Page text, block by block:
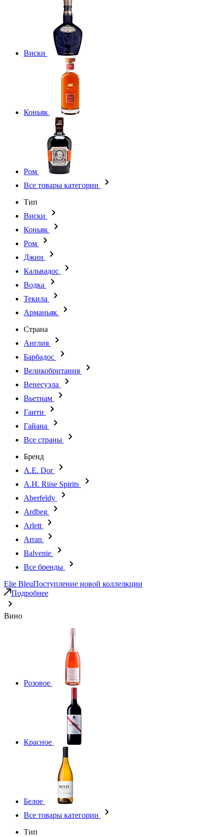
Виски
Коньяк
Ром
Все товары категории
Тип
Виски
Коньяк
Ром
Джин
Кальвадос
Водка
Текила
Арманьяк
Страна
Англия
Барбадос
Великобритания
Венесуэла
Вьетнам
Гаити
Гайана
Все страны
Бренд
A.E. Dor
A.H. Riise Spirits
Aberfeldy
Ardbeg
Arlett
Arran
Balvenie
Все бренды
Elie BleuПоступление новой коллелкции
Подробнее
Вино
Розовое
Красное
Белое
Все товары категории
Тип